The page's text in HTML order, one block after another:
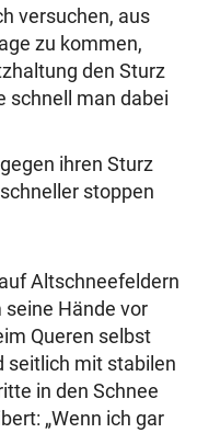
versuchen, aus
zu kommen,
den Sturz
schnell man dabei
ihren Sturz
stoppen
Altschneefeldern
seine Hände vor
Queren selbst
seitlich mit stabilen
in den Schnee
„Wenn ich gar